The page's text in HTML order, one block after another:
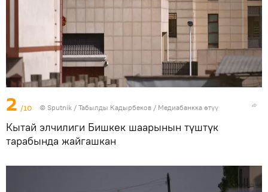
2 /10 © Sputnik / Табылды Кадырбеков / Медиабанкка өтүү
Кытай элчилиги Бишкек шаарынын түштүк
тарабында жайгашкан